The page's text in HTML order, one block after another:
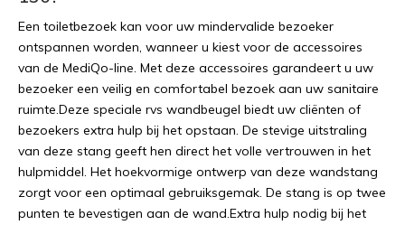
Een toiletbezoek kan voor uw mindervalide bezoeker
ontspannen worden, wanneer u kiest voor de accessoires
van de MediQo-line. Met deze accessoires garandeert u uw
bezoeker een veilig en comfortabel bezoek aan uw sanitaire
ruimte.Deze speciale rvs wandbeugel biedt uw cliënten of
bezoekers extra hulp bij het opstaan. De stevige uitstraling
van deze stang geeft hen direct het volle vertrouwen in het
hulpmiddel. Het hoekvormige ontwerp van deze wandstang
zorgt voor een optimaal gebruiksgemak. De stang is op twee
punten te bevestigen aan de wand.Extra hulp nodig bij het